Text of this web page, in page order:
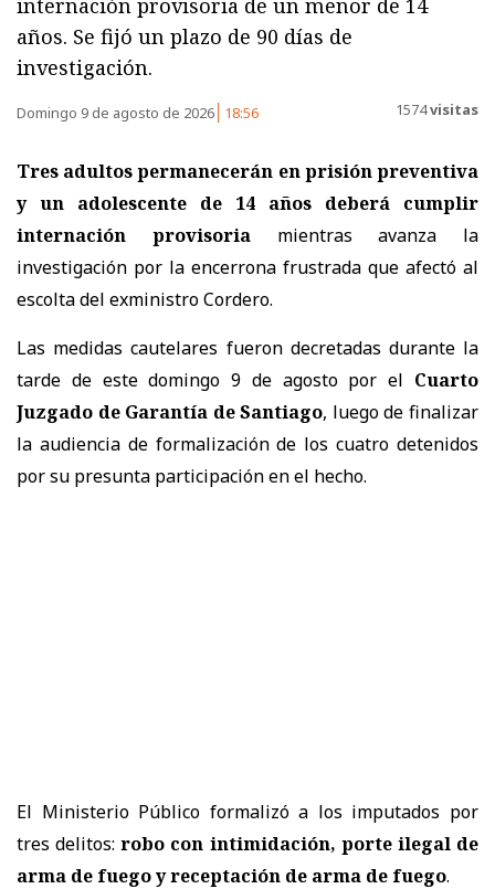
años. Se fijó un plazo de 90 días de
investigación.
Domingo 9 de agosto de 2026 18:56 1574visitas
Tres adultos permanecerán en prisión preventiva
y un adolescente de 14 años deberá cumplir
internación provisoriamientras avanza la
investigación por la encerrona frustrada que afectó al
escolta del exministro Cordero.
Las medidas cautelares fueron decretadas durante la
tarde de este domingo 9 de agosto por el Cuarto
Juzgado de Garantía de Santiago, luego de finalizar
la audiencia de formalización de los cuatro detenidos
por su presunta participación en el hecho.
El Ministerio Público formalizó a los imputados por
tres delitos:robo con intimidación, porte ilegal de
arma de fuego y receptación de arma de fuego.